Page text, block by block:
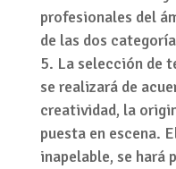
profesionales del
de las dos
La selección de
se realizará de
creatividad, la
puesta en escena.
inapelable, se hará